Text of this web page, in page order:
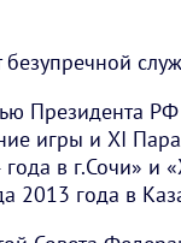
Президента РФ
игры и XI
в г.Сочи» и
2013 года в